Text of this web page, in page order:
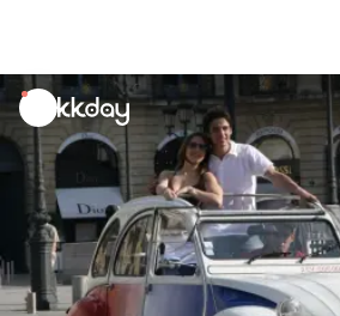
unread
notifications